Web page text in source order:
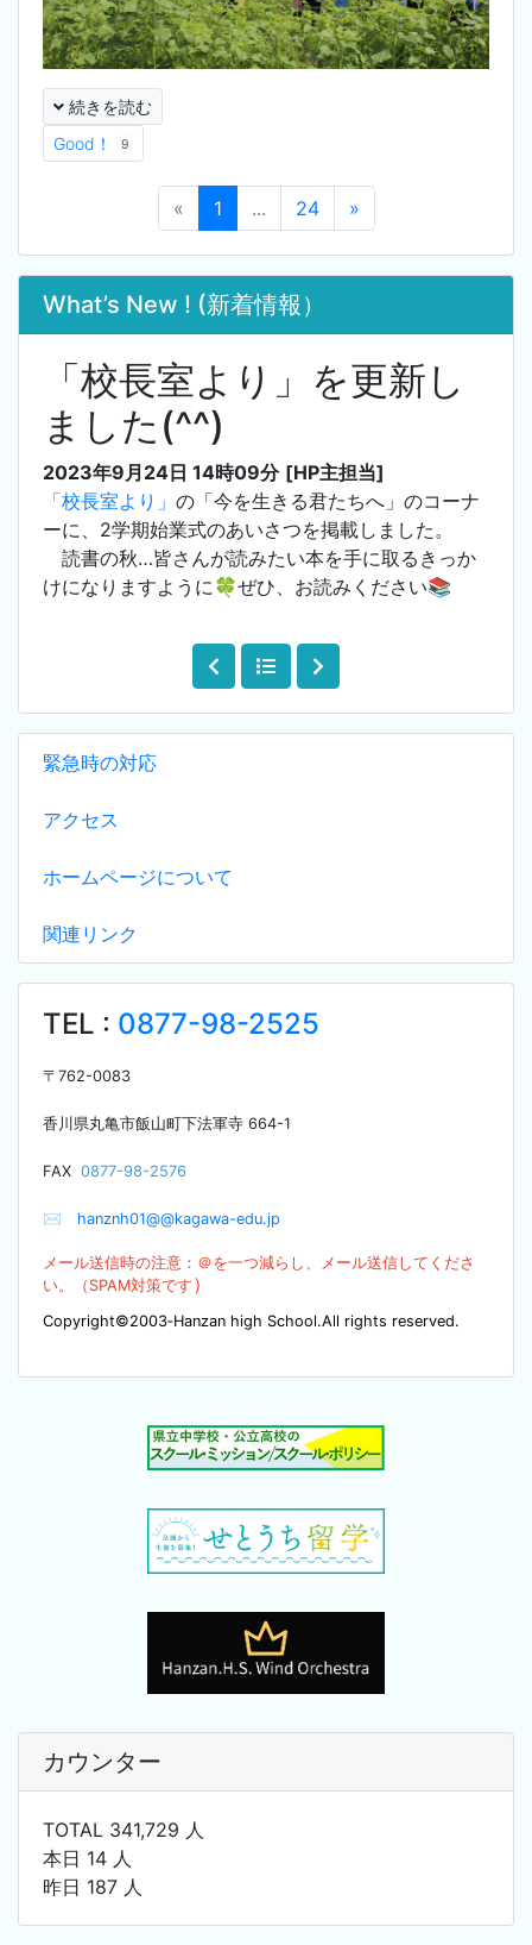
緊急時の対応
アクセス
ホームページについて
関連リンク
TEL : 0877-98-2525
〒 762-0083
香川県丸亀市飯山町下法軍寺 664-1
FAX 0877-98-2576
✉ hanznh01@@kagawa-edu.jp
メール送信時の注意：＠を一つ減らし、メール送信してくださ
い。（SPAM対策です ）
Copyright©2003‐Hanzan high School.All rights reserved.
カウンター
TOTAL 341,729 人
本日 14 人
昨日 187 人
続きを読む
Good！
9
« 1 ... 24 »
What’s New ! (新着情報）
「校長室より」を更新し
ました(^^)
2023年9月24日 14時09分 [HP主担当]
「校長室より」 の「今を生きる君たちへ」のコーナ
ーに、2学期始業式のあいさつを掲載しました。
読書の秋…皆さんが読みたい本を手に取るきっか
けになりますように🍀ぜひ、お読みください📚